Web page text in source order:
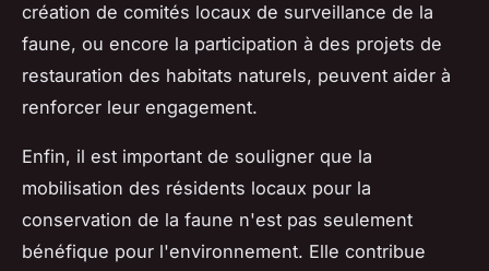
création de comités locaux de surveillance de la
faune, ou encore la participation à des projets de
restauration des habitats naturels, peuvent aider à
renforcer leur engagement.
Enfin, il est important de souligner que la
mobilisation des résidents locaux pour la
conservation de la faune n'est pas seulement
bénéfique pour l'environnement. Elle contribue